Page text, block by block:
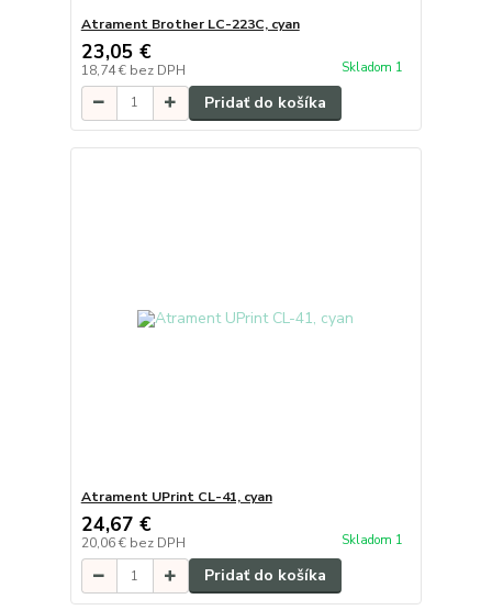
Atrament Brother LC-223C, cyan
23,05 €
18,74 € bez DPH Skladom 1
Pridať do košíka
Atrament UPrint CL-41, cyan
24,67 €
20,06 € bez DPH Skladom 1
Pridať do košíka